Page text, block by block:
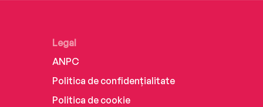
Legal
ANPC
Politica de confidențialitate
Politica de cookie